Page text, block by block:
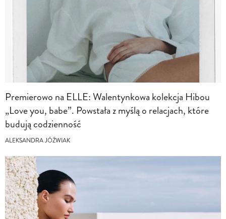
Premierowo na ELLE: Walentynkowa kolekcja Hibou
„Love you, babe”. Powstała z myślą o relacjach, które
budują codzienność
ALEKSANDRA JÓŹWIAK